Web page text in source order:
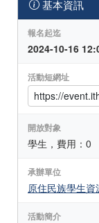
基本資訊
報名起迄
2024-10-16
活動短網址
開放對象
學生，費用：0
承辦單位
原住民族學生資
活動簡介